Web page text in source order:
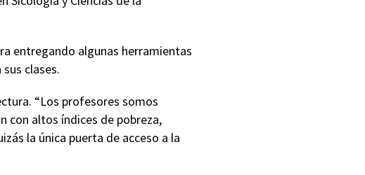
entregando algunas herramientas
clases.
“Los profesores somos
con altos índices de pobreza,
la única puerta de acceso a la